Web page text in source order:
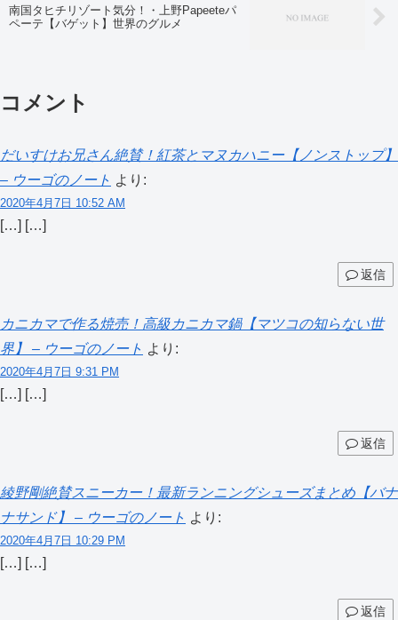
南国タヒチリゾート気分！・上野Papeeteパ
ペーテ【バゲット】世界のグルメ
コメント
だいすけお兄さん絶賛！紅茶とマヌカハニー【ノンストップ】
– ウーゴのノート より:
2020年4月7日 10:52 AM
[…] […]
返信
カニカマで作る焼売！高級カニカマ鍋【マツコの知らない世
界】 – ウーゴのノート より:
2020年4月7日 9:31 PM
[…] […]
返信
綾野剛絶賛スニーカー！最新ランニングシューズまとめ【バナ
ナサンド】 – ウーゴのノート より:
2020年4月7日 10:29 PM
[…] […]
返信